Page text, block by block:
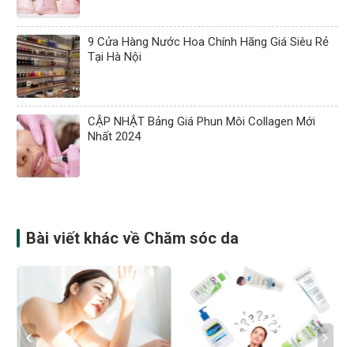
9 Cửa Hàng Nước Hoa Chính Hãng Giá Siêu Rẻ
Tại Hà Nội
CẬP NHẬT Bảng Giá Phun Môi Collagen Mới
Nhất 2024
Bài viết khác về Chăm sóc da